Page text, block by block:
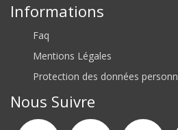
Informations
Faq
Mentions Légales
Protection des données
Nous Suivre